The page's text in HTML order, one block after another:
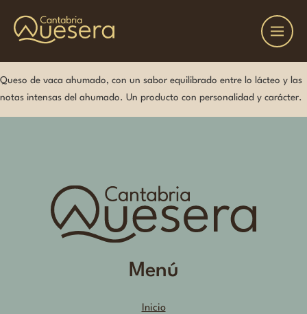
Queso de vaca ahumado, con un sabor equilibrado entre lo lácteo y las
notas intensas del ahumado. Un producto con personalidad y carácter.
Menú
Inicio